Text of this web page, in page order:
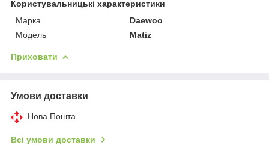
Користувальницькі характеристики
Марка
Daewoo
Мoдель
Matiz
Приховати
Умови доставки
Нова Пошта
Всі умови доставки